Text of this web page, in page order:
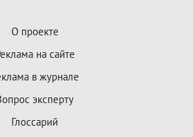
О проекте
на сайте
в журнале
эксперту
Глоссарий